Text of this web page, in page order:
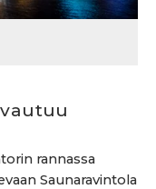
rannassa
Saunaravintola